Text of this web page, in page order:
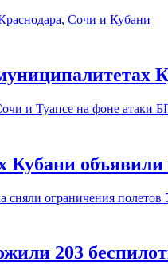
Кубани
203